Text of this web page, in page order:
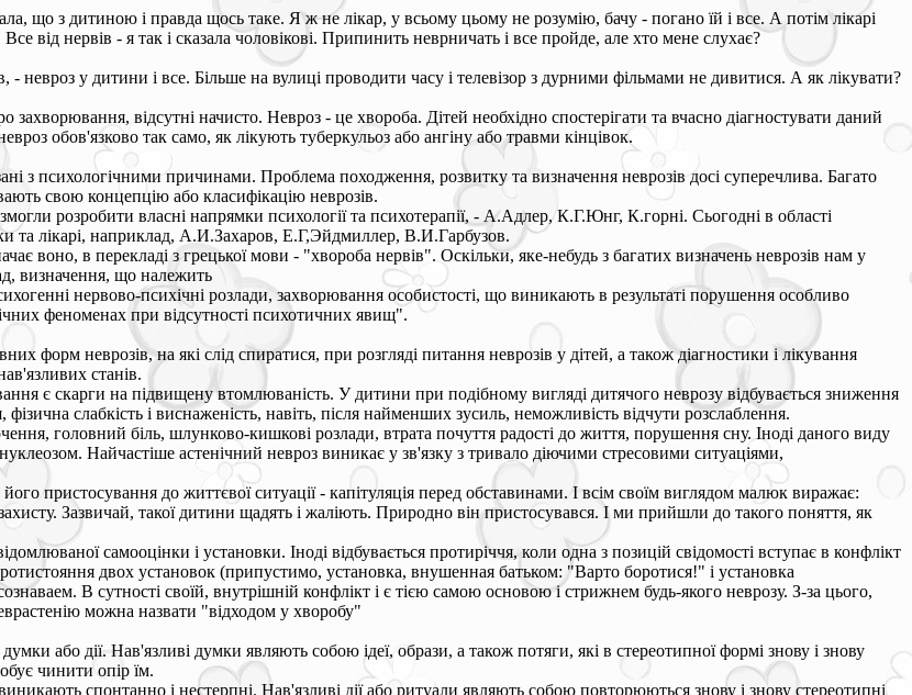
що з дитиною і правда щось таке. Я ж не лікар, у всьому цьому не розумію, бачу - погано їй і все. А потім лікарі
від нервів - я так і сказала чоловікові. Припинить неврничать і все пройде, але хто мене слухає?
- невроз у дитини і все. Більше на вулиці проводити часу і телевізор з дурними фільмами не дивитися. А як лікувати?
відсутні начисто. Невроз - це хвороба. Дітей необхідно спостерігати та вчасно діагностувати даний
обов'язково так само, як лікують туберкульоз або ангіну або травми кінцівок.
з психологічними причинами. Проблема походження, розвитку та визначення неврозів досі суперечлива. Багато
свою концепцію або класифікацію неврозів.
розробити власні напрямки психології та психотерапії, - А.Адлер, К.Г.Юнг, К.горні. Сьогодні в області
та лікарі, наприклад, А.И.Захаров, Е.Г,Эйдмиллер, В.И.Гарбузов.
воно, в перекладі з грецької мови - "хвороба нервів". Оскільки, яке-небудь з багатих визначень неврозів нам у
визначення, що належить
нервово-психічні розлади, захворювання особистості, що виникають в результаті порушення особливо
феноменах при відсутності психотичних явищ".
форм неврозів, на які слід спиратися, при розгляді питання неврозів у дітей, а також діагностики і лікування
станів.
є скарги на підвищену втомлюваність. У дитини при подібному вигляді дитячого неврозу відбувається зниження
слабкість і виснаженість, навіть, після найменших зусиль, неможливість відчути розслаблення.
головний біль, шлунково-кишкові розлади, втрата почуття радості до життя, порушення сну. Іноді даного виду
Найчастіше астенічний невроз виникає у зв'язку з тривало діючими стресовими ситуаціями,
пристосування до життєвої ситуації - капітуляція перед обставинами. І всім своїм виглядом малюк виражає:
Зазвичай, такої дитини щадять і жаліють. Природно він пристосувався. І ми прийшли до такого поняття, як
самооцінки і установки. Іноді відбувається протиріччя, коли одна з позицій свідомості вступає в конфлікт
двох установок (припустимо, установка, внушенная батьком: "Варто боротися!" і установка
В сутності своїй, внутрішній конфлікт і є тією самою основою і стрижнем будь-якого неврозу. З-за цього,
можна назвати "відходом у хворобу"
або дії. Нав'язливі думки являють собою ідеї, образи, а також потяги, які в стереотипної формі знову і знову
чинити опір їм.
спонтанно і нестерпні. Нав'язливі дії або ритуали являють собою повторюються знову і знову стереотипні